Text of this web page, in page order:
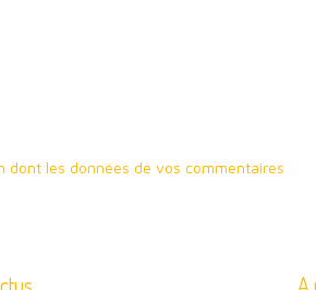
dont les données de vos commentaires
A